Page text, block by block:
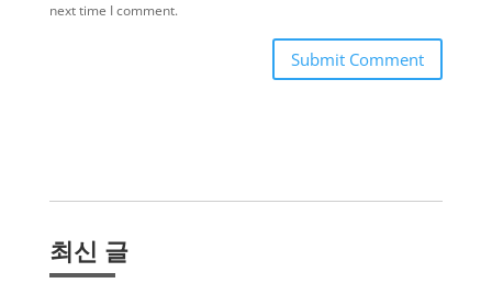
next time I comment.
Submit Comment
최신 글